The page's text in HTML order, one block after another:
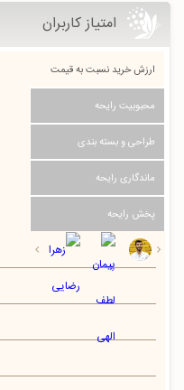
امتیاز کاربران
ارزش خرید نسبت به قیمت
محبوبیت رایحه
طراحی و بسته بندی
ماندگاری رایحه
پخش رایحه